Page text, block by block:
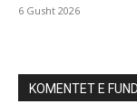
6 Gusht 2026
KOMENTET E